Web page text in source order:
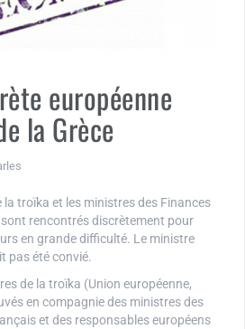
européenne
la Grèce
la troïka et les ministres des Finances
rencontrés discrètement pour
en grande difficulté. Le ministre
pas été convié.
de la troïka (Union européenne,
en compagnie des ministres des
et des responsables européens